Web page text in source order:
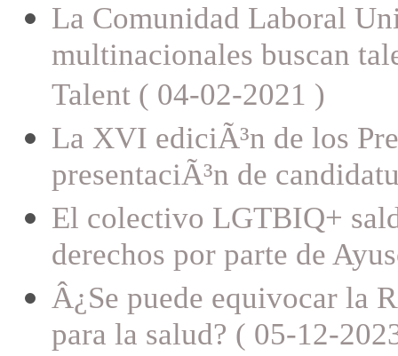
La Comunidad Laboral
multinacionales buscan
Talent ( 04-02-2021 )
La XVI ediciÃ³n de los
presentaciÃ³n de
El colectivo LGTBIQ+
derechos por parte de
Â¿Se puede equivocar la
para la salud? ( 05-12-